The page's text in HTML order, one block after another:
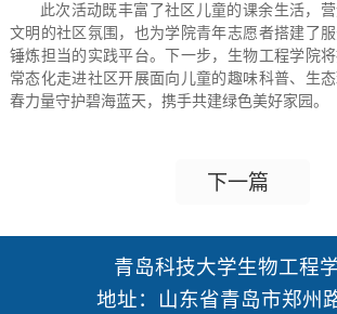
此次活动既丰富了社区儿童的课余生活，
文明的社区氛围，也为学院青年志愿者搭建了服
锤炼担当的实践平台。下一步，生物工程学院将
常态化走进社区开展面向儿童的趣味科普、生
春力量守护碧海蓝天，携手共建绿色美好家园。
下一篇
青岛科技大学生物工程
地址：山东省青岛市郑州